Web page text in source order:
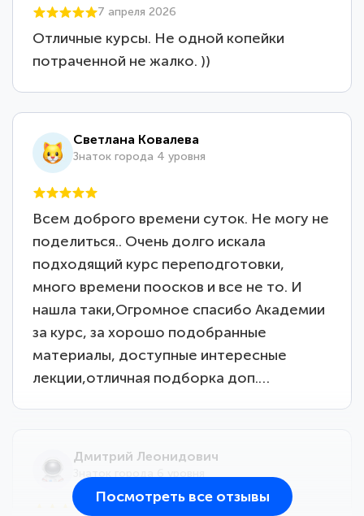
7 апреля 2026
Отличные курсы. Не одной копейки
потраченной не жалко. ))
Светлана Ковалева
Знаток города 4 уровня
Всем доброго времени суток. Не могу не
поделиться.. Очень долго искала
подходящий курс переподготовки,
много времени поосков и все не то. И
нашла таки,Огромное спасибо Академии
за курс, за хорошо подобранные
материалы, доступные интересные
лекции,отличная подборка доп.…
Дмитрий Леонидович
Посмотреть все отзывы